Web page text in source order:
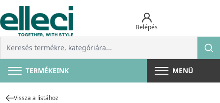
Belépés
TERMÉKEINK MENÜ
Vissza a listához